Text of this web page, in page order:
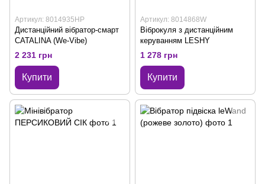
Артикул: 8014935HP
Дистанційний вібратор-смарт
CATALINA (We-Vibe)
2 231 грн
Купити
Артикул: 8014868W
Віброкуля з дистанційним
керуванням LESHY
1 278 грн
Купити